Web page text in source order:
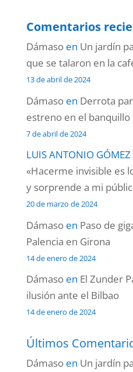
Comentarios
Dámasoen Un jardín
que se talaron en la
13 de abril de 2024
Dámasoen Derrota
estreno en el banquillo
7 de abril de 2024
LUIS ANTONIO
«Hacerme invisible es
y sorprende a mi
20 de marzo de 2024
Dámasoen Paso de
Palencia en Girona
14 de enero de 2024
Dámasoen El Zunder
ilusión ante el Bilbao
14 de enero de 2024
Últimos
Dámasoen Un jardín